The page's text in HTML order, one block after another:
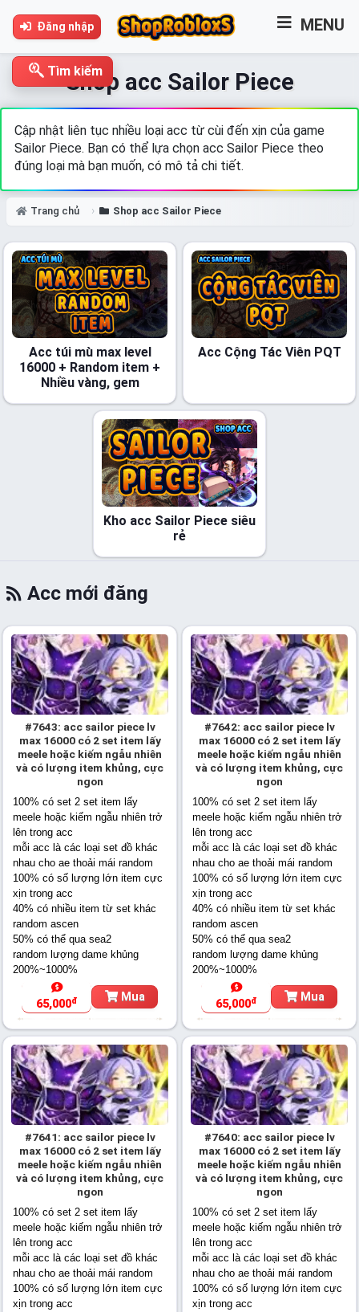
Đăng nhập MENU
Shop acc Sailor Piece
Cập nhật liên tục nhiều loại acc từ cùi đến xịn của game
Sailor Piece. Bạn có thể lựa chọn acc Sailor Piece theo
đúng loại mà bạn muốn, có mô tả chi tiết.
Trang chủ Shop acc Sailor Piece
Acc túi mù max level
16000 + Random item +
Nhiều vàng, gem
Acc Cộng Tác Viên PQT
Kho acc Sailor Piece siêu
rẻ
Acc mới đăng
Tìm kiếm
#7643: acc sailor piece lv
max 16000 có 2 set item lấy
meele hoặc kiếm ngẫu nhiên
và có lượng item khủng, cực
ngon
100% có set 2 set item lấy
meele hoặc kiếm ngẫu nhiên trở
lên trong acc
mỗi acc là các loại set đồ khác
nhau cho ae thoải mái random
100% có số lượng lớn item cực
xịn trong acc
40% có nhiều item từ set khác
random ascen
50% có thể qua sea2
random lượng dame khủng
200%~1000%
65,000đ Mua
#7642: acc sailor piece lv
max 16000 có 2 set item lấy
meele hoặc kiếm ngẫu nhiên
và có lượng item khủng, cực
ngon
100% có set 2 set item lấy
meele hoặc kiếm ngẫu nhiên trở
lên trong acc
mỗi acc là các loại set đồ khác
nhau cho ae thoải mái random
100% có số lượng lớn item cực
xịn trong acc
40% có nhiều item từ set khác
random ascen
50% có thể qua sea2
random lượng dame khủng
200%~1000%
65,000đ Mua
#7641: acc sailor piece lv
max 16000 có 2 set item lấy
meele hoặc kiếm ngẫu nhiên
và có lượng item khủng, cực
ngon
100% có set 2 set item lấy
meele hoặc kiếm ngẫu nhiên trở
lên trong acc
mỗi acc là các loại set đồ khác
nhau cho ae thoải mái random
100% có số lượng lớn item cực
xịn trong acc
#7640: acc sailor piece lv
max 16000 có 2 set item lấy
meele hoặc kiếm ngẫu nhiên
và có lượng item khủng, cực
ngon
100% có set 2 set item lấy
meele hoặc kiếm ngẫu nhiên trở
lên trong acc
mỗi acc là các loại set đồ khác
nhau cho ae thoải mái random
100% có số lượng lớn item cực
xịn trong acc